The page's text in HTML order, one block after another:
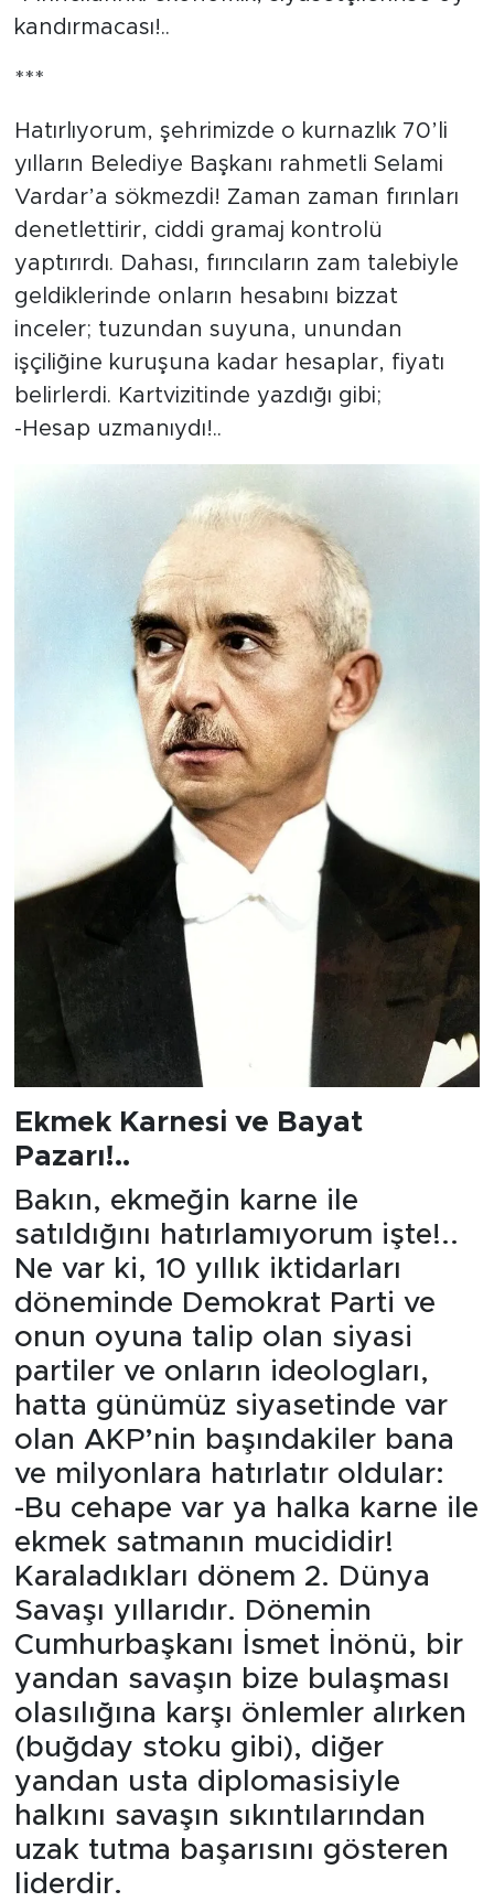
kandırmacası!..
***
Hatırlıyorum, şehrimizde o kurnazlık 70’li
yılların Belediye Başkanı rahmetli Selami
Vardar’a sökmezdi! Zaman zaman fırınları
denetlettirir, ciddi gramaj kontrolü
yaptırırdı. Dahası, fırıncıların zam talebiyle
geldiklerinde onların hesabını bizzat
inceler; tuzundan suyuna, unundan
işçiliğine kuruşuna kadar hesaplar, fiyatı
belirlerdi. Kartvizitinde yazdığı gibi;
-Hesap uzmanıydı!..
Ekmek Karnesi ve Bayat
Pazarı!..
Bakın, ekmeğin karne ile
satıldığını hatırlamıyorum işte!..
Ne var ki, 10 yıllık iktidarları
döneminde Demokrat Parti ve
onun oyuna talip olan siyasi
partiler ve onların ideologları,
hatta günümüz siyasetinde var
olan AKP’nin başındakiler bana
ve milyonlara hatırlatır oldular:
-Bu cehape var ya halka karne ile
ekmek satmanın mucididir!
Karaladıkları dönem 2. Dünya
Savaşı yıllarıdır. Dönemin
Cumhurbaşkanı İsmet İnönü, bir
yandan savaşın bize bulaşması
olasılığına karşı önlemler alırken
(buğday stoku gibi), diğer
yandan usta diplomasisiyle
halkını savaşın sıkıntılarından
uzak tutma başarısını gösteren
liderdir.